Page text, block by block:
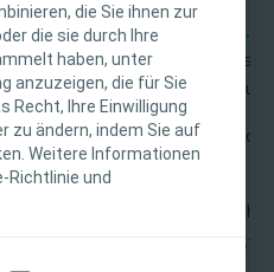
die Sie ihnen zur
die sie durch Ihre
haben, unter
anzuzeigen, die für Sie
Recht, Ihre Einwilligung
zu ändern, indem Sie auf
Weitere Informationen
Richtlinie und
der Website ist für
Fortbildungszwecke
keinen individuellen
für die
liegt beim
Detaillierte
den vorgestellten
Anwendungshinweise,
Warnhinweisen,
27.02.
Hamburg
Uhr
1.100,-